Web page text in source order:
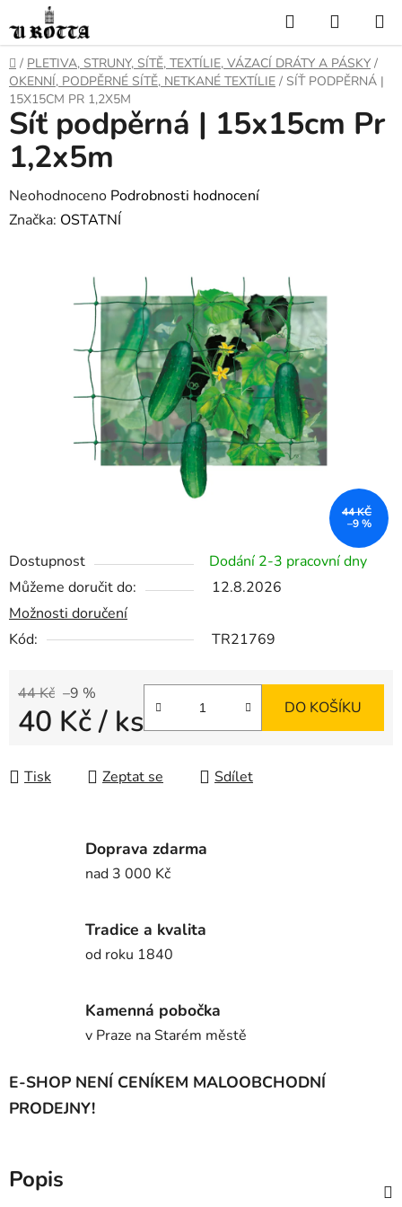
na
obsah
Hledat
KOŠÍK
DOMŮ
/ PLETIVA, STRUNY, SÍTĚ, TEXTÍLIE, VÁZACÍ DRÁTY A PÁSKY /
OKENNÍ, PODPĚRNÉ SÍTĚ, NETKANÉ TEXTÍLIE / SÍŤ PODPĚRNÁ |
15X15CM PR 1,2X5M
Dostupnost
Dodání 2-3 pracovní dny
Můžeme doručit do:
12.8.2026
Možnosti doručení
Kód:
TR21769
44 Kč –9 %
40 Kč/ ks DO KOŠÍKU
Tisk Zeptat se Sdílet
Síť podpěrná | 15x15cm Pr
1,2x5m
Průměrné
hodnocení
Neohodnoceno Podrobnosti hodnocení
Značka: OSTATNÍ
44 KČ
–9 %
Doprava zdarma
nad 3 000 Kč
Tradice a kvalita
od roku 1840
Kamenná pobočka
v Praze na Starém městě
E-SHOP NENÍ CENÍKEM MALOOBCHODNÍ
PRODEJNY!
Popis